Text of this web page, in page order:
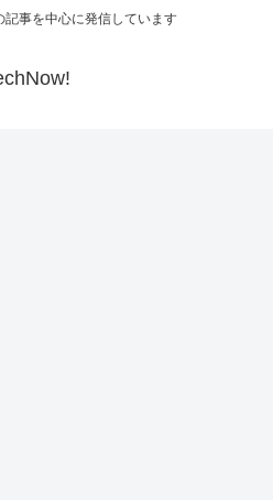
記事を中心に発信しています